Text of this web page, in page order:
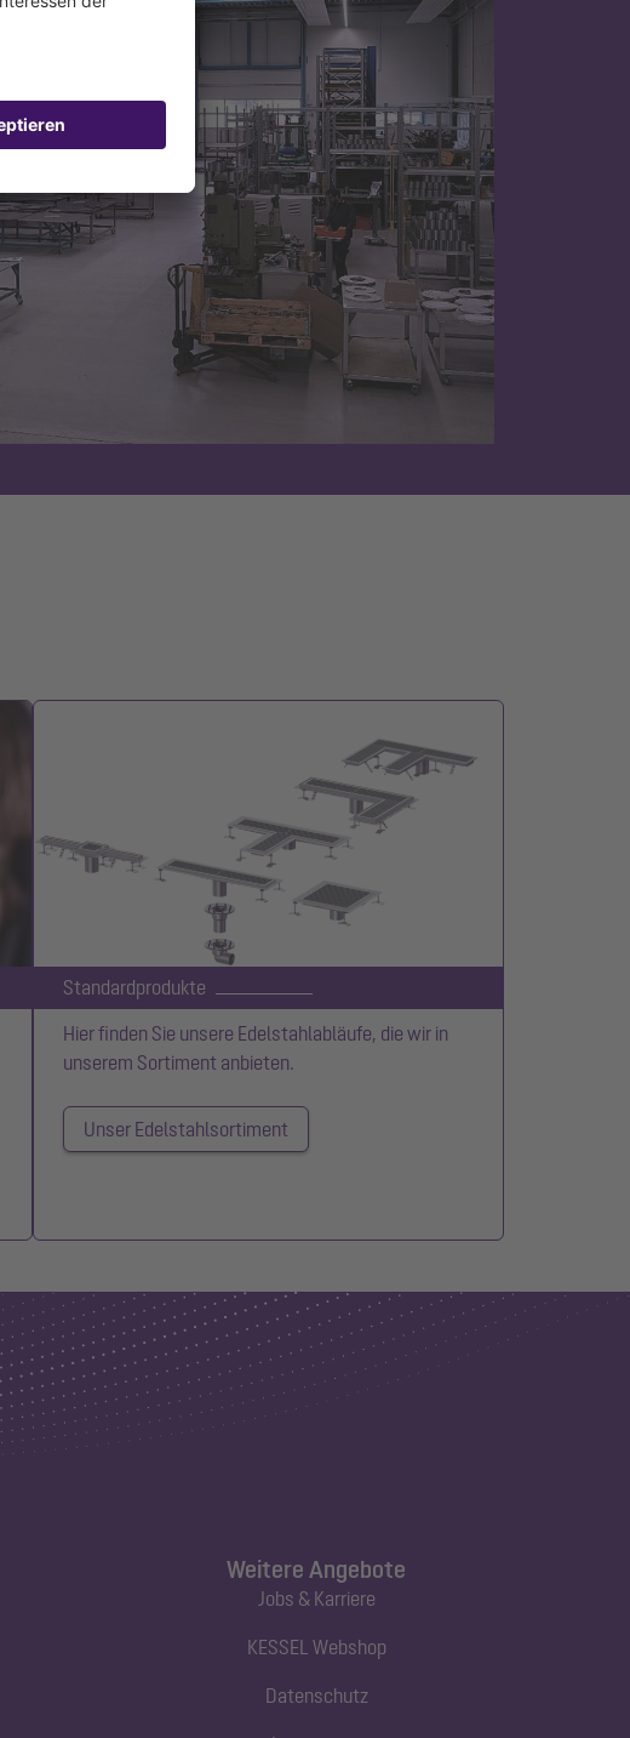
Standardprodukte
Hier finden Sie unsere Edelstahlabläufe, die wir in
unserem Sortiment anbieten.
Unser Edelstahlsortiment
Weitere Angebote
Jobs & Karriere
KESSEL Webshop
Datenschutz